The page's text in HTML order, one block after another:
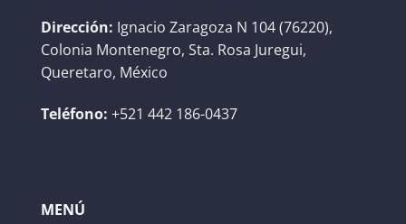
Dirección: Ignacio Zaragoza N 104 (76220),
Colonia Montenegro, Sta. Rosa Juregui,
Queretaro, México
Teléfono: +521 442 186-0437
MENÚ